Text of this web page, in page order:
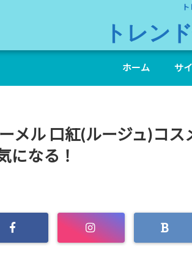
トレン
ホーム サ
メル 口紅(ルージュ)コ
になる！